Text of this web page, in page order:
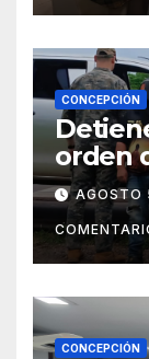
CONCEPCIÓN
orden
de
CONCEPCIÓN